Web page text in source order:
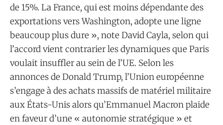
de 15%. La France, qui est moins dépendante des
exportations vers Washington, adopte une ligne
beaucoup plus dure », note David Cayla, selon qui
l’accord vient contrarier les dynamiques que Paris
voulait insuffler au sein de l’UE. Selon les
annonces de Donald Trump, l’Union européenne
s’engage à des achats massifs de matériel militaire
aux États-Unis alors qu’Emmanuel Macron plaide
en faveur d’une « autonomie stratégique » et